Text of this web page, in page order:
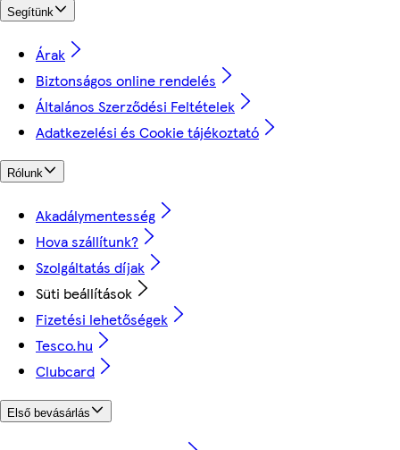
Segítünk
Árak
Biztonságos online rendelés
Általános Szerződési Feltételek
Adatkezelési és Cookie tájékoztató
Rólunk
Akadálymentesség
Hova szállítunk?
Szolgáltatás díjak
Süti beállítások
Fizetési lehetőségek
Tesco.hu
Clubcard
Első bevásárlás